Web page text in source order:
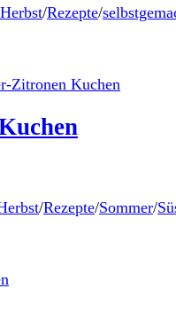
Herbst/Rezepte/
/Rezepte/Sommer/